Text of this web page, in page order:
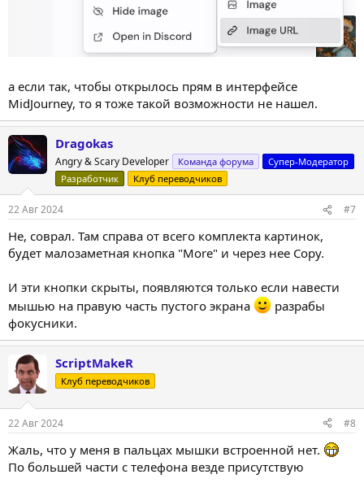
а если так, чтобы открылось прям в интерфейсе
MidJourney, то я тоже такой возможности не нашел.
Dragokas
Angry & Scary Developer Команда форума
Супер-Модератор
Разработчик
Клуб переводчиков
22 Авг 2024 #7
Не, соврал. Там справа от всего комплекта картинок,
будет малозаметная кнопка "More" и через нее Copy.
И эти кнопки скрыты, появляются только если навести
мышью на правую часть пустого экрана
разрабы
фокусники.
ScriptMakeR
Клуб переводчиков
22 Авг 2024 #8
Жаль, что у меня в пальцах мышки встроенной нет.
По большей части с телефона везде присутствую